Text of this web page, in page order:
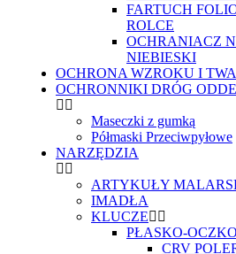
FARTUCH
ROLCE
OCHRANIACZ
NIEBIESKI
OCHRONA WZROKU I
OCHRONNIKI DRÓG
Maseczki z gumką
Półmaski Przeciwpyłowe
NARZĘDZIA
ARTYKUŁY
IMADŁA
KLUCZE
PŁASKO-
CRV